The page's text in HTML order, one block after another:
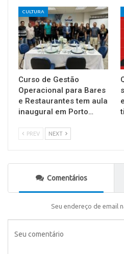
CULTURA
Curso de Gestão
Operacional para Bares
e Restaurantes tem aula
inaugural em Porto…
PREV NEXT
Comentários
Seu endereço de email